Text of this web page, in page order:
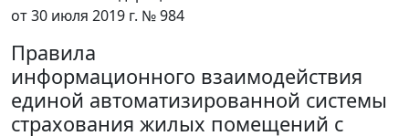
от 30 июля 2019 г. № 984
Правила
информационного взаимодействия
единой автоматизированной системы
страхования жилых помещений с